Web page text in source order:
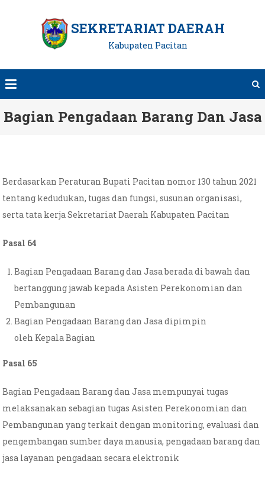
SEKRETARIAT DAERAH
Kabupaten Pacitan
Bagian Pengadaan Barang Dan Jasa
Berdasarkan Peraturan Bupati Pacitan nomor 130 tahun 2021
tentang kedudukan, tugas dan fungsi, susunan organisasi,
serta tata kerja Sekretariat Daerah Kabupaten Pacitan
Pasal 64
Bagian Pengadaan Barang dan Jasa berada di bawah dan
bertanggung jawab kepada Asisten Perekonomian dan
Pembangunan
Bagian Pengadaan Barang dan Jasa dipimpin
oleh Kepala Bagian
Pasal 65
Bagian Pengadaan Barang dan Jasa mempunyai tugas
melaksanakan sebagian tugas Asisten Perekonomian dan
Pembangunan yang terkait dengan monitoring, evaluasi dan
pengembangan sumber daya manusia, pengadaan barang dan
jasa layanan pengadaan secara elektronik